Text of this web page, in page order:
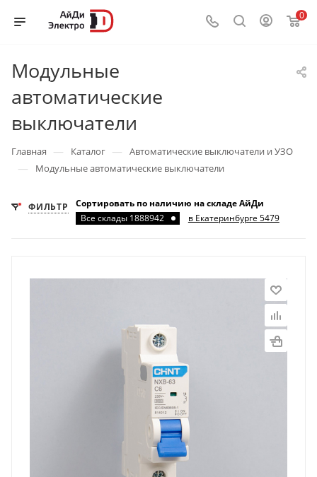
0
Модульные
автоматические
выключатели
Главная — Каталог — Автоматические выключатели и УЗО
— Модульные автоматические выключатели
ФИЛЬТР
Сортировать по наличию на складе АйДи
Все склады 1888942
в Екатеринбурге 5479